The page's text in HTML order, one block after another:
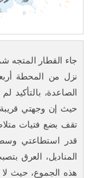
جاء القطار المتجه
نزل من المحطة
الصاعدة، بالتأكيد
حيث إن وجهتي قريبة
تقف بضع فتيات
قدر استطاعتي وسط
المناديل، العرق
هذه الجموع، حيث